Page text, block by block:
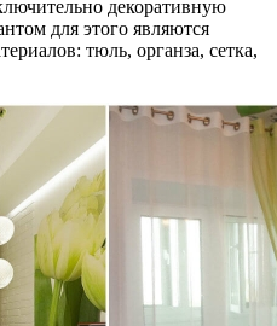
декоративную
для этого являются
тюль, органза, сетка,